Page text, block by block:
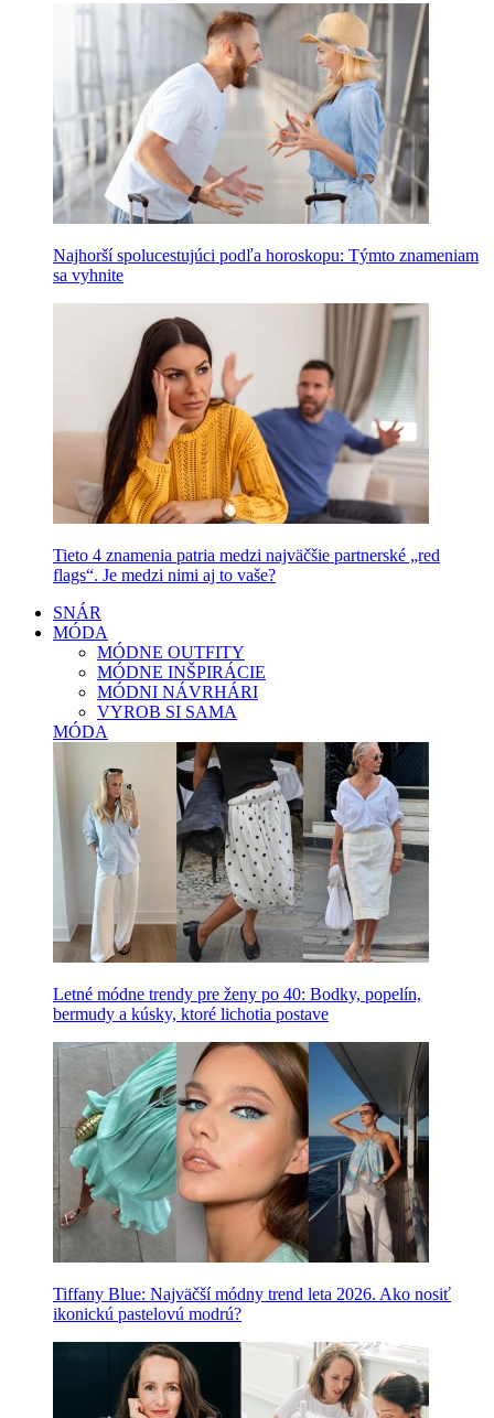
Najhorší spolucestujúci podľa horoskopu: Týmto znameniam
sa vyhnite
Tieto 4 znamenia patria medzi najväčšie partnerské „red
flags“. Je medzi nimi aj to vaše?
SNÁR
MÓDA
MÓDNE OUTFITY
MÓDNE INŠPIRÁCIE
MÓDNI NÁVRHÁRI
VYROB SI SAMA
MÓDA
Letné módne trendy pre ženy po 40: Bodky, popelín,
bermudy a kúsky, ktoré lichotia postave
Tiffany Blue: Najväčší módny trend leta 2026. Ako nosiť
ikonickú pastelovú modrú?